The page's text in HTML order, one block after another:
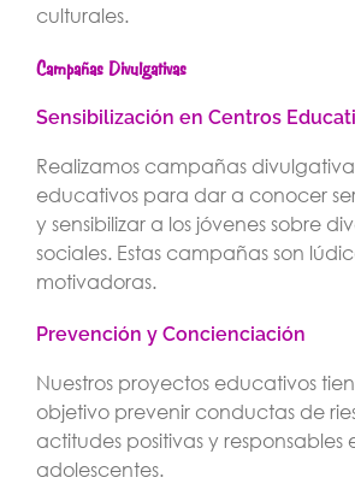
culturales.
Campañas Divulgativas
Sensibilización en Centros
Realizamos campañas
educativos para dar a conocer
y sensibilizar a los jóvenes sobre
sociales. Estas campañas son
motivadoras.
Prevención y Concienciación
Nuestros proyectos educativos
objetivo prevenir conductas de
actitudes positivas y responsables
adolescentes.